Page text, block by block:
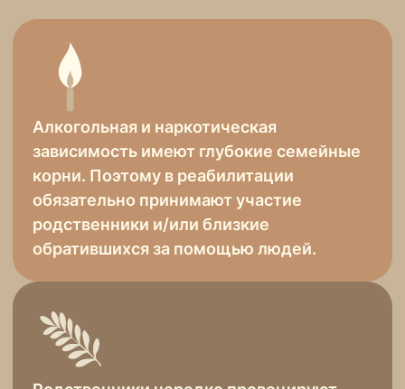
Если же кто‑то из созависимых членов
семьи начинает выздоравливать,
это может положительно повлиять
и на исцеление зависимого
родственника.